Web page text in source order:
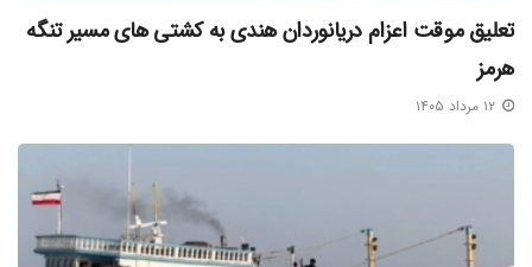
تعلیق موقت اعزام دریانوردان هندی به کشتی‌ های مسیر تنگه
هرمز